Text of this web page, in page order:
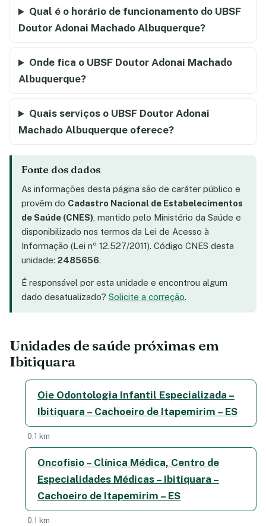
Qual é o horário de funcionamento do UBSF
Doutor Adonai Machado Albuquerque?
Onde fica o UBSF Doutor Adonai Machado
Albuquerque?
Quais serviços o UBSF Doutor Adonai
Machado Albuquerque oferece?
Fonte dos dados
As informações desta página são de caráter público e
provêm do Cadastro Nacional de Estabelecimentos
de Saúde (CNES) , mantido pelo Ministério da Saúde e
disponibilizado nos termos da Lei de Acesso à
Informação (Lei nº 12.527/2011). Código CNES desta
unidade: 2485656.
É responsável por esta unidade e encontrou algum
dado desatualizado? Solicite a correção.
Unidades de saúde próximas em
Ibitiquara
Oie Odontologia Infantil Especializada –
Ibitiquara – Cachoeiro de Itapemirim – ES
0,1 km
Oncofisio – Clínica Médica, Centro de
Especialidades Médicas – Ibitiquara –
Cachoeiro de Itapemirim – ES
0,1 km